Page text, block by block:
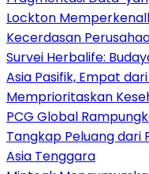
Lockton
Kecerdasan
Survei Herbalife:
Asia Pasifik, Empat
Memprioritaskan
PCG Global
Tangkap Peluang dari
Asia Tenggara